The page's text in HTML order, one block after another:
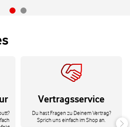
Vertragsservice
Du hast Fragen zu Deinem Vertrag?
Sprich uns einfach im Shop an.